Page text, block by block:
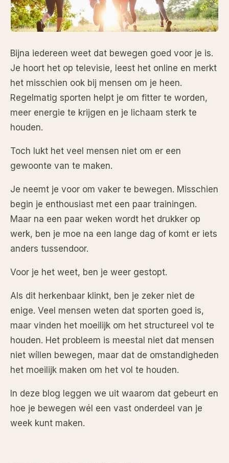
Bijna iedereen weet dat bewegen goed voor je is.
Je hoort het op televisie, leest het online en merkt
het misschien ook bij mensen om je heen.
Regelmatig sporten helpt je om fitter te worden,
meer energie te krijgen en je lichaam sterk te
houden.
Toch lukt het veel mensen niet om er een
gewoonte van te maken.
Je neemt je voor om vaker te bewegen. Misschien
begin je enthousiast met een paar trainingen.
Maar na een paar weken wordt het drukker op
werk, ben je moe na een lange dag of komt er iets
anders tussendoor.
Voor je het weet, ben je weer gestopt.
Als dit herkenbaar klinkt, ben je zeker niet de
enige. Veel mensen weten dat sporten goed is,
maar vinden het moeilijk om het structureel vol te
houden. Het probleem is meestal niet dat mensen
niet wíllen bewegen, maar dat de omstandigheden
het moeilijk maken om het vol te houden.
In deze blog leggen we uit waarom dat gebeurt en
hoe je bewegen wél een vast onderdeel van je
week kunt maken.